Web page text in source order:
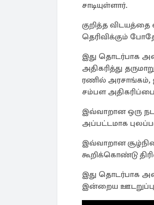
சாடியுள்ளார்.
குறித்த விடயத்தை
தெரிவிக்கும்
இது தொடர்பாக
அதிகரித்து
ரணில் அரசாங்கம்,
சம்பள
இவ்வாறான ஒரு
அப்பட்டமாக
இவ்வாறான
கூறிக்கொண்டு
இது தொடர்பாக
இன்றைய ஊடறுப்பு